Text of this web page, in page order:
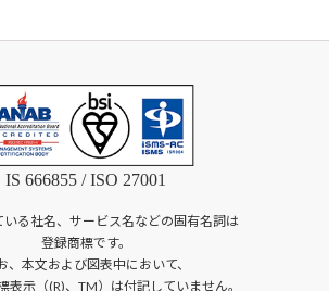
IS 666855 / ISO 27001
いる社名、サービス名などの固有名詞は
登録商標です。
、本文および図表中において、
表示（(R)、TM）は付記していません。